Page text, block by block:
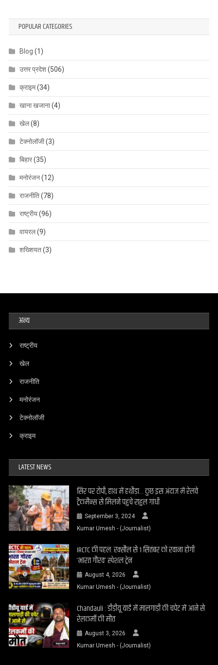
POPULAR CATEGORIES
Blog (1)
उत्तर प्रदेश(506)
क्राइम(34)
खाना खजाना(4)
खेल(8)
टेक्नोलॉजी(3)
बिहार(35)
मनोरंजन(12)
राजनीति(78)
राष्ट्रीय(96)
वायरल(9)
शख्शियत(3)
अन्य
राष्ट्रीय
खेल
राजनीति
मनोरंजन
टेक्नोलॉजी
क्राइम
LATEST NEWS
सिर पर टोपी, हाथ में हथौड़ा… कुछ इस अंदाज में रेलवे
ट्रैकमैन्स से मिलने पहुंचे राहुल गांधी
September 3, 2024
Kumar Umesh - (Journalist)
IRCTC की पहल: रक्सौल से 1 सितंबर को रवाना होगी
‘भारत गौरव’ स्पेशल ट्रेन
August 4, 2026
Kumar Umesh - (Journalist)
Chandauli : डीडीयू यार्ड में मालगाड़ी की चपेट में आने से
रेलकर्मी की मौत
August 3, 2026
Kumar Umesh - (Journalist)